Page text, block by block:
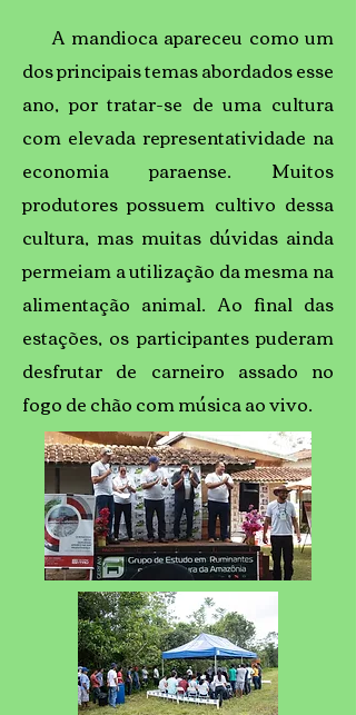
A mandioca apareceu como um
dos principais temas abordados esse
ano, por tratar-se de uma cultura
com elevada representatividade na
economia paraense. Muitos
produtores possuem cultivo dessa
cultura, mas muitas dúvidas ainda
permeiam a utilização da mesma na
alimentação animal. Ao final das
estações, os participantes puderam
desfrutar de carneiro assado no
fogo de chão com música ao vivo.